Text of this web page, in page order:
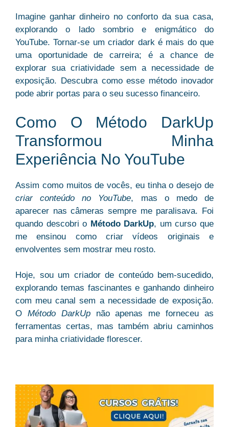
Imagine ganhar dinheiro no conforto da sua casa,
explorando o lado sombrio e enigmático do
YouTube. Tornar-se um criador dark é mais do que
uma oportunidade de carreira; é a chance de
explorar sua criatividade sem a necessidade de
exposição. Descubra como esse método inovador
pode abrir portas para o seu sucesso financeiro.
Como O Método DarkUp
Transformou Minha
Experiência No YouTube
Assim como muitos de vocês, eu tinha o desejo de
criar conteúdo no YouTube, mas o medo de
aparecer nas câmeras sempre me paralisava. Foi
quando descobri o Método DarkUp, um curso que
me ensinou como criar vídeos originais e
envolventes sem mostrar meu rosto.
Hoje, sou um criador de conteúdo bem-sucedido,
explorando temas fascinantes e ganhando dinheiro
com meu canal sem a necessidade de exposição.
O Método DarkUpnão apenas me forneceu as
ferramentas certas, mas também abriu caminhos
para minha criatividade florescer.